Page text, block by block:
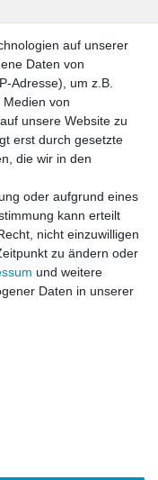
gelesen habe. Meine
auf unserer
Daten von
Adresse), um z.B.
von
unsere Website zu
erst durch gesetzte
die wir in den
oder aufgrund eines
kann erteilt
nicht einzuwilligen
zu ändern oder
und weitere
Daten in unserer